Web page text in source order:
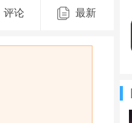
v0.33.5(390271)
最新版
评论 最新